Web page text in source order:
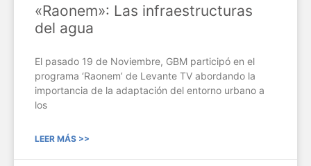
«Raonem»: Las infraestructuras
del agua
El pasado 19 de Noviembre, GBM participó en el
programa ‘Raonem’ de Levante TV abordando la
importancia de la adaptación del entorno urbano a
los
LEER MÁS >>